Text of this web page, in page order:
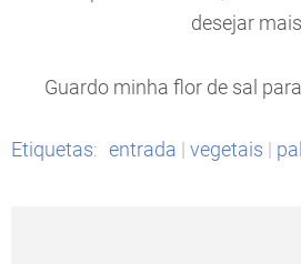
desejar
Guardo minha flor de sal
Etiquetas: entrada vegetais